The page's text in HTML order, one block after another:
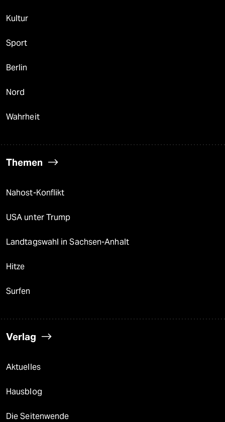
Kultur
Sport
Berlin
Nord
Wahrheit
Themen
Nahost-Konflikt
USA unter Trump
Landtagswahl in Sachsen-Anhalt
Hitze
Surfen
Verlag
Aktuelles
Hausblog
Die Seitenwende